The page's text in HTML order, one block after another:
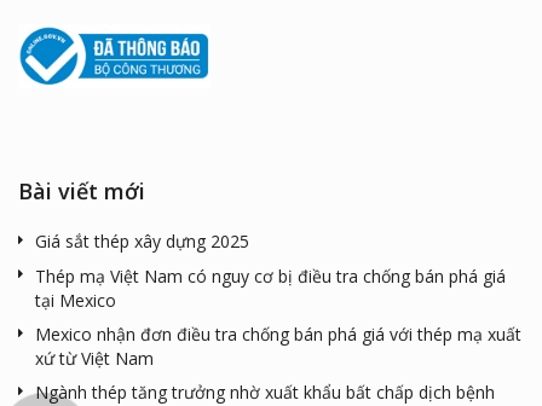
Bài viết mới
Giá sắt thép xây dựng 2025
Thép mạ Việt Nam có nguy cơ bị điều tra chống bán phá giá
tại Mexico
Mexico nhận đơn điều tra chống bán phá giá với thép mạ xuất
xứ từ Việt Nam
Ngành thép tăng trưởng nhờ xuất khẩu bất chấp dịch bệnh